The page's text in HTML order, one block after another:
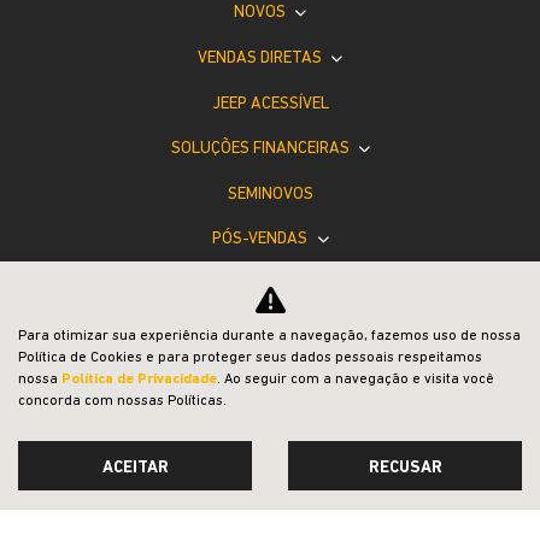
NOVOS
VENDAS DIRETAS
JEEP ACESSÍVEL
SOLUÇÕES FINANCEIRAS
SEMINOVOS
PÓS-VENDAS
INSTITUCIONAL
BLOG
COMPARATIVO
Para otimizar sua experiência durante a navegação, fazemos uso de nossa
Política de Cookies e para proteger seus dados pessoais respeitamos
nossa Política de Privacidade. Ao seguir com a navegação e visita você
concorda com nossas Políticas.
ACEITAR RECUSAR